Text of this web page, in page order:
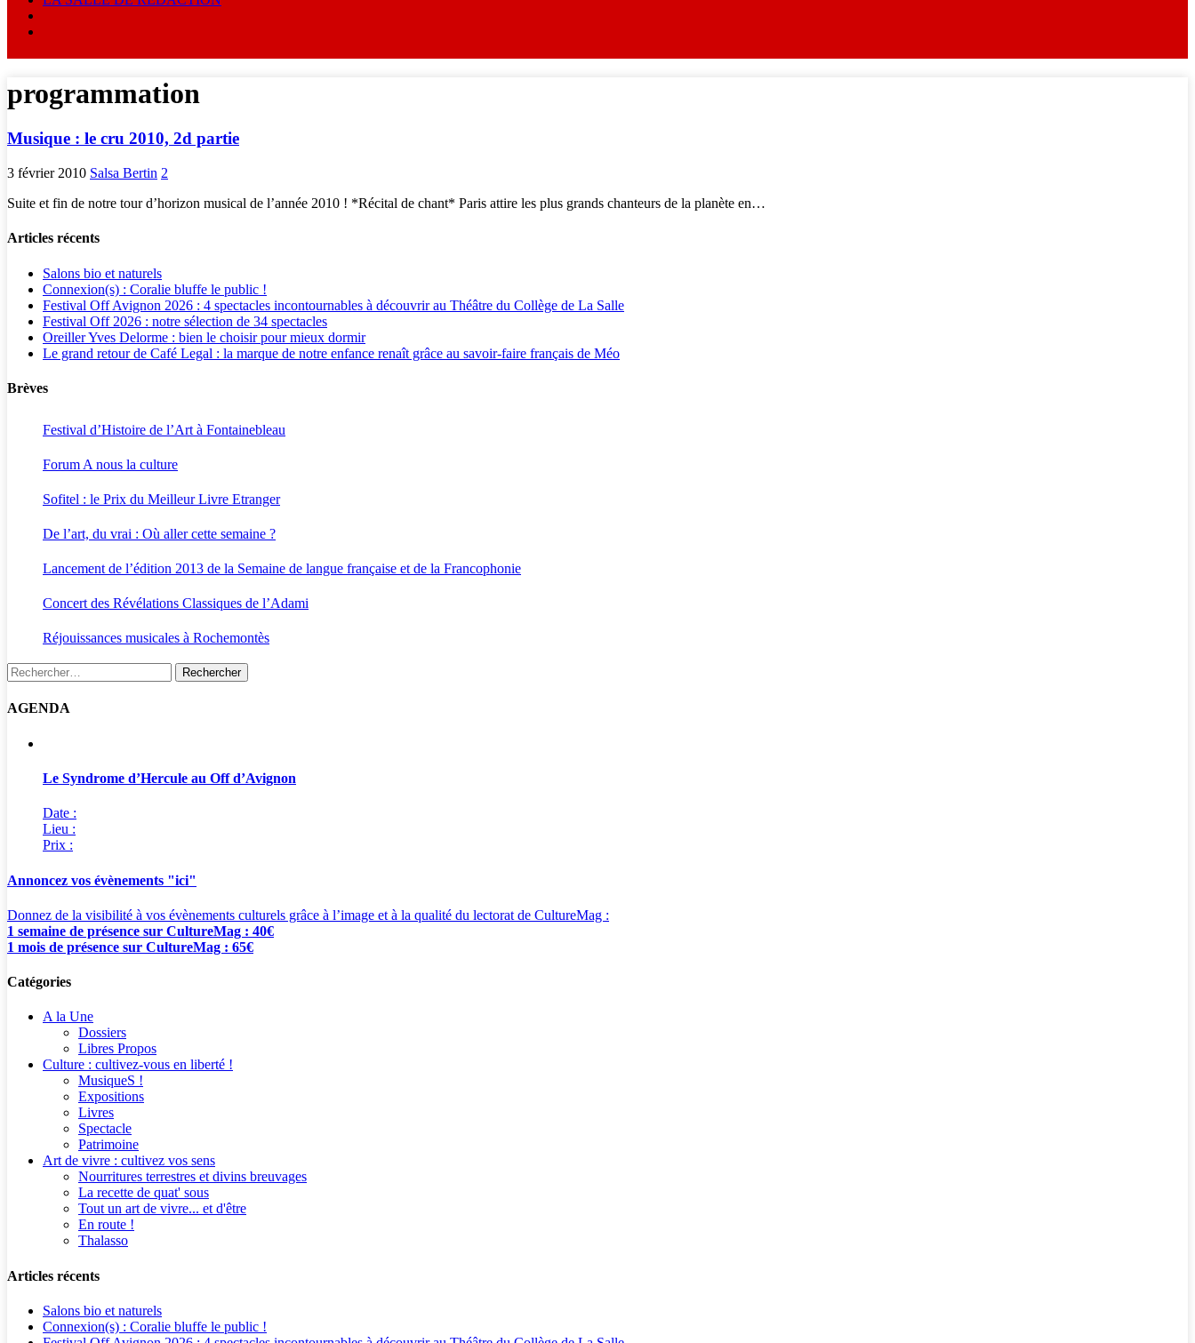
programmation
Musique : le cru 2010, 2d partie
3 février 2010 Salsa Bertin 2
Suite et fin de notre tour d’horizon musical de l’année 2010 ! *Récital de chant* Paris attire les plus grands chanteurs de la planète en…
Articles récents
Salons bio et naturels
Connexion(s) : Coralie bluffe le public !
Festival Off Avignon 2026 : 4 spectacles incontournables à découvrir au Théâtre du Collège de La Salle
Festival Off 2026 : notre sélection de 34 spectacles
Oreiller Yves Delorme : bien le choisir pour mieux dormir
Le grand retour de Café Legal : la marque de notre enfance renaît grâce au savoir-faire français de Méo
Brèves
Festival d’Histoire de l’Art à Fontainebleau
Forum A nous la culture
Sofitel : le Prix du Meilleur Livre Etranger
De l’art, du vrai : Où aller cette semaine ?
Lancement de l’édition 2013 de la Semaine de langue française et de la Francophonie
Concert des Révélations Classiques de l’Adami
Réjouissances musicales à Rochemontès
Rechercher :
AGENDA
Le Syndrome d’Hercule au Off d’Avignon
Date :
Lieu :
Prix :
Annoncez vos évènements "ici"
Donnez de la visibilité à vos évènements culturels grâce à l’image et à la qualité du lectorat de CultureMag :
1 semaine de présence sur CultureMag : 40€
1 mois de présence sur CultureMag : 65€
Catégories
A la Une
Dossiers
Libres Propos
Culture : cultivez-vous en liberté !
MusiqueS !
Expositions
Livres
Spectacle
Patrimoine
Art de vivre : cultivez vos sens
Nourritures terrestres et divins breuvages
La recette de quat' sous
Tout un art de vivre... et d'être
En route !
Thalasso
Articles récents
Salons bio et naturels
Connexion(s) : Coralie bluffe le public !